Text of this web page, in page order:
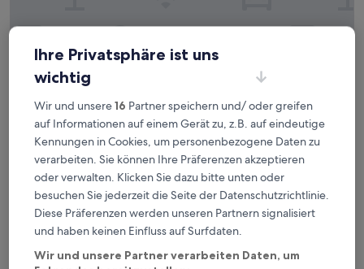
Pescadores Suites Moalboal
Pescadores Suites Moalboal
3.0-
Unterkunft
von
Hervorragend,
Bewertungen)
8,8/10 Hervorragend (219 Bewertungen)
Der
Preis
45 €
inkl. Steuern & Gebühren
9. Aug.–10. Aug.
D' Gecko Hotel
Ihre Privatsphäre ist uns
wichtig
Wir und unsere16 Partner speichern und/ oder greifen
auf Informationen auf einem Gerät zu, z.B. auf eindeutige
Kennungen in Cookies, um personenbezogene Daten zu
verarbeiten. Sie können Ihre Präferenzen akzeptieren
oder verwalten. Klicken Sie dazu bitte unten oder
besuchen Sie jederzeit die Seite der Datenschutzrichtlinie.
Diese Präferenzen werden unseren Partnern signalisiert
und haben keinen Einfluss auf Surfdaten.
Wir und unsere Partner verarbeiten Daten, um